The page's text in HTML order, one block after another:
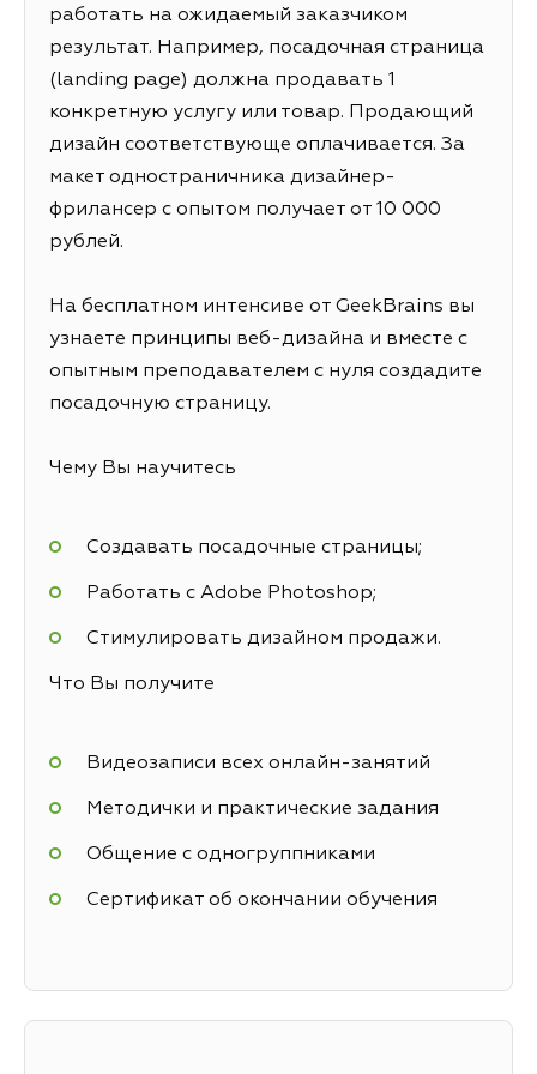
работать на ожидаемый заказчиком
результат. Например, посадочная страница
(landing page) должна продавать 1
конкретную услугу или товар. Продающий
дизайн соответствующе оплачивается. За
макет одностраничника дизайнер-
фрилансер с опытом получает от 10 000
рублей.
На бесплатном интенсиве от GeekBrains вы
узнаете принципы веб-дизайна и вместе с
опытным преподавателем с нуля создадите
посадочную страницу.
Чему Вы научитесь
Создавать посадочные страницы;
Работать с Adobe Photoshop;
Стимулировать дизайном продажи.
Что Вы получите
Видеозаписи всех онлайн-занятий
Методички и практические задания
Общение с одногруппниками
Сертификат об окончании обучения